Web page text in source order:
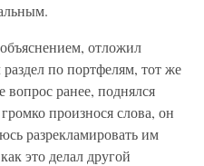
отложил
по портфелям, тот же
вопрос ранее, поднялся
произнося слова, он
разрекламировать им
это делал другой